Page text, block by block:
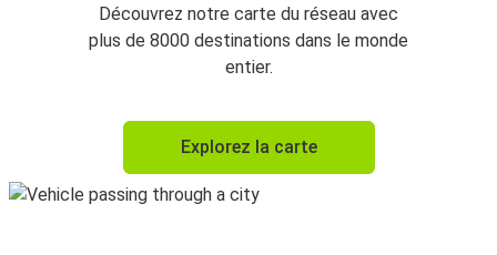
Découvrez notre carte du réseau avec
plus de 8000 destinations dans le monde
entier.
Explorez la carte